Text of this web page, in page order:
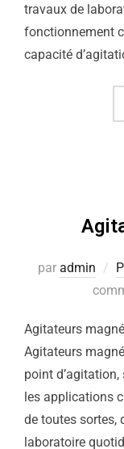
travaux de
fonctionnement
capacité
par admin
Agitateurs
Agitateurs
point
les applications
de toutes sortes,
laboratoire